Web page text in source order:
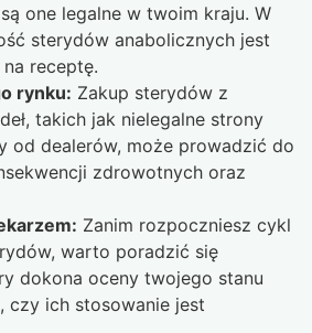
one legalne w twoim kraju. W
sterydów anabolicznych jest
receptę.
rynku: Zakup sterydów z
takich jak nielegalne strony
od dealerów, może prowadzić do
zdrowotnych oraz
Zanim rozpoczniesz cykl
warto poradzić się
dokona oceny twojego stanu
czy ich stosowanie jest